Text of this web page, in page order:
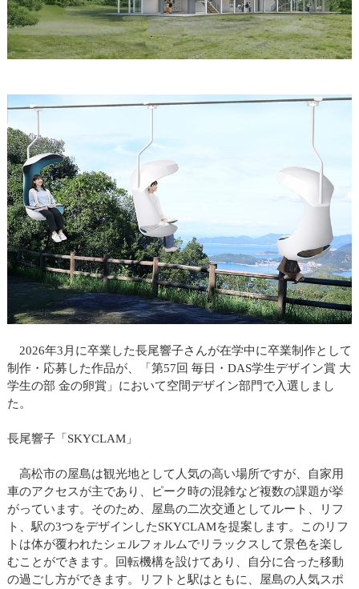
2026年3月に卒業した長尾響子さんが在学中に卒業制作として
制作・応募した作品が、「第57回 毎日・DAS学生デザイン賞 大
学生の部 金の卵賞」において空間デザイン部門で入選しまし
た。
長尾響子「SKYCLAM」
高松市の屋島は観光地として人気の高い場所ですが、自家用
車のアクセスが主であり、ピーク時の混雑など複数の課題が挙
がっています。そのため、屋島の二次交通としてルート、リフ
ト、駅の3つをデザインしたSKYCLAMを提案します。このリフ
トは体が覆われたシェルフォルムでリラックスして景色を楽し
むことができます。回転機構を設けてあり、自分に合った移動
の過ごし方ができます。リフトと駅はともに、屋島の人気スポ